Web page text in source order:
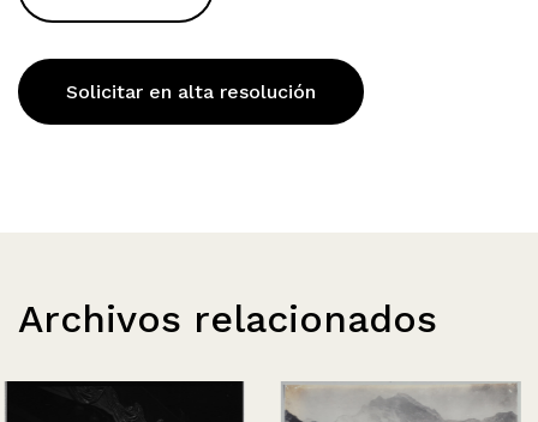
Solicitar en alta resolución
Archivos relacionados